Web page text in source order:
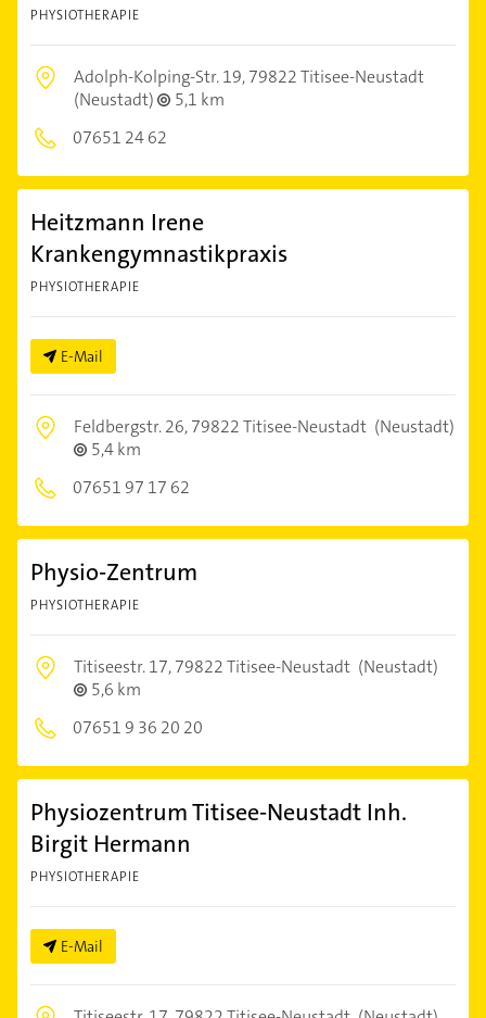
PHYSIOTHERAPIE
Adolph-Kolping-Str. 19,79822 Titisee-Neustadt
(Neustadt)
5,1 km
07651 24 62
Heitzmann Irene
Krankengymnastikpraxis
PHYSIOTHERAPIE
E-Mail
Feldbergstr. 26,79822 Titisee-Neustadt (Neustadt)
5,4 km
07651 97 17 62
Physio-Zentrum
PHYSIOTHERAPIE
Titiseestr. 17,79822 Titisee-Neustadt (Neustadt)
5,6 km
07651 9 36 20 20
Physiozentrum Titisee-Neustadt Inh.
Birgit Hermann
PHYSIOTHERAPIE
E-Mail